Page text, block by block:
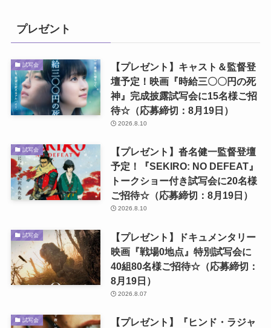
プレゼント
試写会
【プレゼント】キャスト＆監督登
壇予定！映画『時給三〇〇円の死
神』完成披露試写会に15名様ご招
待☆（応募締切：8月19日）
2026.8.10
試写会
【プレゼント】沓名健一監督登壇
予定！『SEKIRO: NO DEFEAT』
トークショー付き試写会に20名様
ご招待☆（応募締切：8月19日）
2026.8.10
試写会
【プレゼント】ドキュメンタリー
映画『戦場0地点』特別試写会に
40組80名様ご招待☆（応募締切：
8月19日）
2026.8.07
試写会
【プレゼント】『ヒンド・ラジャ